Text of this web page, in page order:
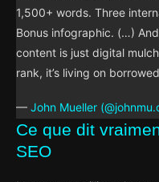
1,500+ words. Three
Bonus infographic. (…)
content is just digital
rank, it’s living on
— John Mueller
Ce que dit
SEO